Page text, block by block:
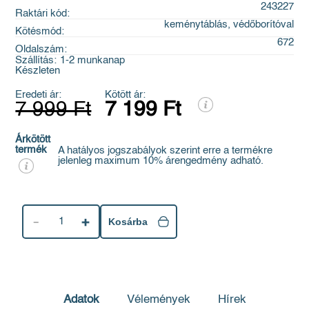
Raktári kód:
243227
Kötésmód:
keménytáblás, védőborítóval
Oldalszám:
672
Szállítás: 1-2 munkanap
Készleten
Eredeti ár:
7 999 Ft
Kötött ár:
7 199 Ft
Árkötött
termék
A hatályos jogszabályok szerint erre a termékre
jelenleg maximum 10% árengedmény adható.
1 Kosárba
Adatok Vélemények Hírek